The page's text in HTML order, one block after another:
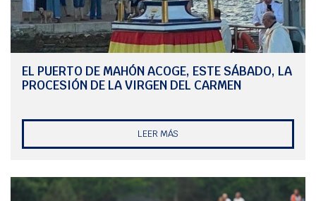
EL PUERTO DE MAHÓN ACOGE, ESTE SÁBADO, LA
PROCESIÓN DE LA VIRGEN DEL CARMEN
LEER MÁS